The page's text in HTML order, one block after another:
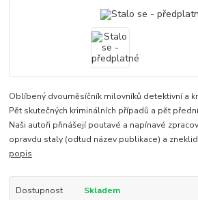
Oblíbený dvouměsíčník milovníků detektivní a
Pět skutečných kriminálních případů a pět
Naši autoři přinášejí poutavé a napínavé
opravdu staly (odtud název publikace) a
popis
Dostupnost
Skladem